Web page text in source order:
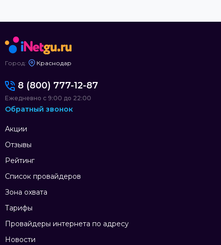
Город: Краснодар
Акции
Отзывы
Рейтинг
Список провайдеров
Зона охвата
Тарифы
Провайдеры интернета по адресу
Новости
8 (800) 777-12-87
Ежедневно с 9:00 до 22:00
Обратный звонок